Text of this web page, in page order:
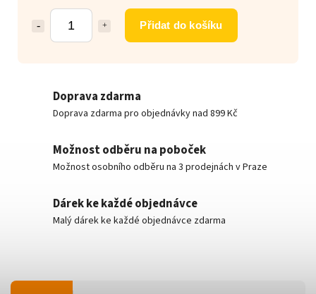
Přidat do košíku
Doprava zdarma
Doprava zdarma pro objednávky nad 899 Kč
Možnost odběru na poboček
Možnost osobního odběru na 3 prodejnách v Praze
Dárek ke každé objednávce
Malý dárek ke každé objednávce zdarma